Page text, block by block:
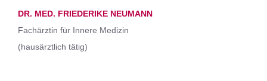
DR. MED. FRIEDERIKE NEUMANN
Fachärztin für Innere Medizin
(hausärztlich tätig)